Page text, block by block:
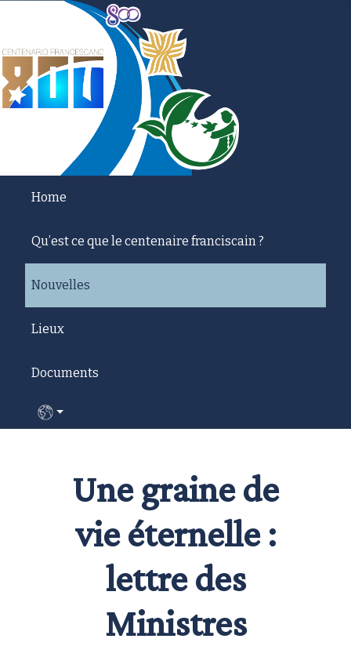
Home
Qu’est ce que le centenaire franciscain ?
Nouvelles
Lieux
Documents
Sélectionnez votre langue
Une graine de
vie éternelle :
lettre des
Ministres